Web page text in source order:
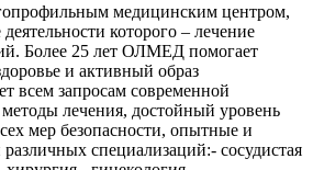
медицинским центром,
которого – лечение
Более 25 лет ОЛМЕД помогает
и активный образ
всем запросам современной
лечения, достойный уровень
мер безопасности, опытные и
специализаций:- сосудистая